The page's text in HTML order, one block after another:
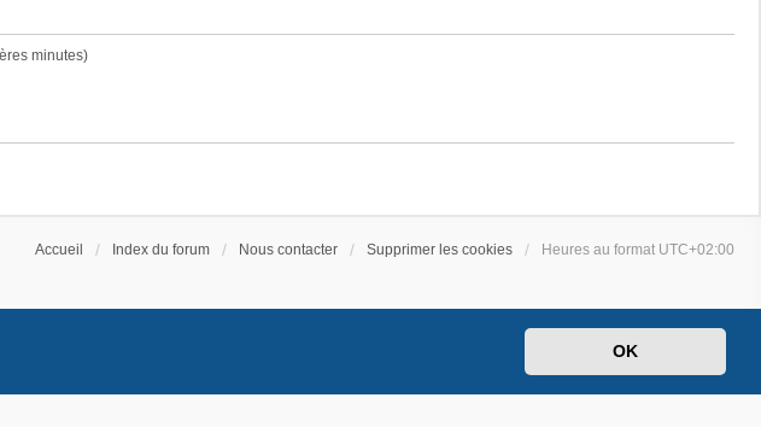
OK
minutes)
Accueil Index du forum Nous contacter Supprimer les cookies Heures au format UTC+02:00